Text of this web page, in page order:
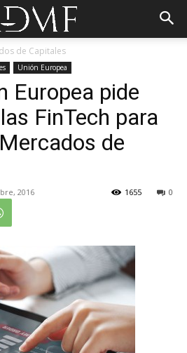
de Capitales
Unión Europea
Europea pide
FinTech para
de
2016 0
1655